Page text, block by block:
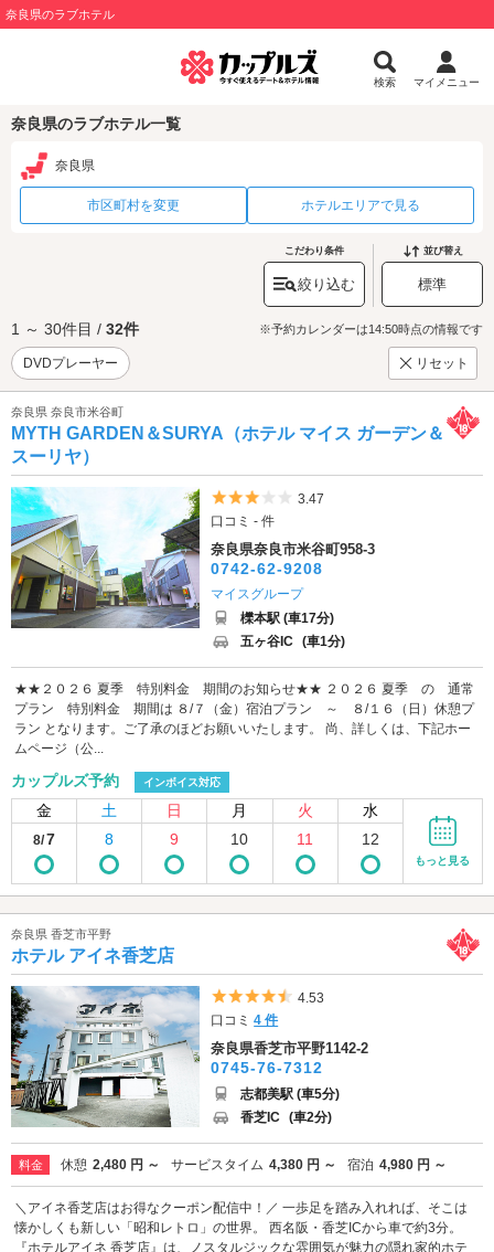
奈良県のラブホテル
検索 マイメニュー
奈良県のラブホテル一覧
奈良県
市区町村を変更 ホテルエリアで見る
こだわり条件
絞り込む
並び替え
標準
1 ～ 30件目 / 32件 ※予約カレンダーは14:50時点の情報です
DVDプレーヤー リセット
奈良県 奈良市米谷町
MYTH GARDEN＆SURYA（ホテル マイス ガーデン＆
スーリヤ）
5つ星のうち3
3.47
口コミ - 件
奈良県奈良市米谷町958-3
0742-62-9208
マイスグループ
櫟本駅 (車17分)
五ヶ谷IC (車1分)
★★２０２６ 夏季 特別料金 期間のお知らせ★★ ２０２６ 夏季 の 通常
プラン 特別料金 期間は ８/７（金）宿泊プラン ～ ８/１６（日）休憩プ
ラン となります。ご了承のほどお願いいたします。 尚、詳しくは、下記ホー
ムページ（公...
カップルズ予約 インボイス対応
金 土 日 月 火 水
8/7 8 9 10 11 12
もっと見る
奈良県 香芝市平野
ホテル アイネ香芝店
5つ星のうち4.5
4.53
口コミ4 件
奈良県香芝市平野1142-2
0745-76-7312
志都美駅 (車5分)
香芝IC (車2分)
料金 休憩 2,480 円 ～ サービスタイム 4,380 円 ～ 宿泊 4,980 円 ～
＼アイネ香芝店はお得なクーポン配信中！／ 一歩足を踏み入れれば、そこは
懐かしくも新しい「昭和レトロ」の世界。 西名阪・香芝ICから車で約3分。
『ホテルアイネ 香芝店』は、ノスタルジックな雰囲気が魅力の隠れ家的ホテ